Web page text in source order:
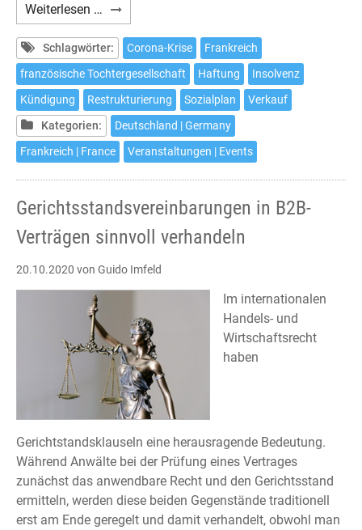
Weiterlesen … Webinar:
Die
französische
Tochtergesellschaft
in
der
Krise
Schlagwörter: Corona-Krise
Frankreich
französische Tochtergesellschaft
Haftung
Insolvenz
Kündigung
Restrukturierung Sozialplan
Verkauf
Kategorien:
Deutschland | Germany
Frankreich | France
Veranstaltungen | Events
Gerichtsstandsvereinbarungen in B2B-
Verträgen sinnvoll verhandeln
20.10.2020 von Guido Imfeld
Im internationalen
Handels- und
Wirtschaftsrecht
haben
Gerichtstandsklauseln eine herausragende Bedeutung.
Während Anwälte bei der Prüfung eines Vertrages
zunächst das anwendbare Recht und den Gerichtsstand
ermitteln, werden diese beiden Gegenstände traditionell
erst am Ende geregelt und damit verhandelt, obwohl man